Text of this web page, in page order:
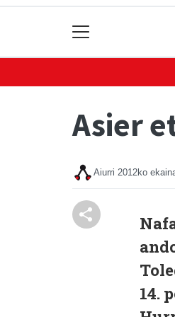
Asier
Aiurri 2012ko
14.